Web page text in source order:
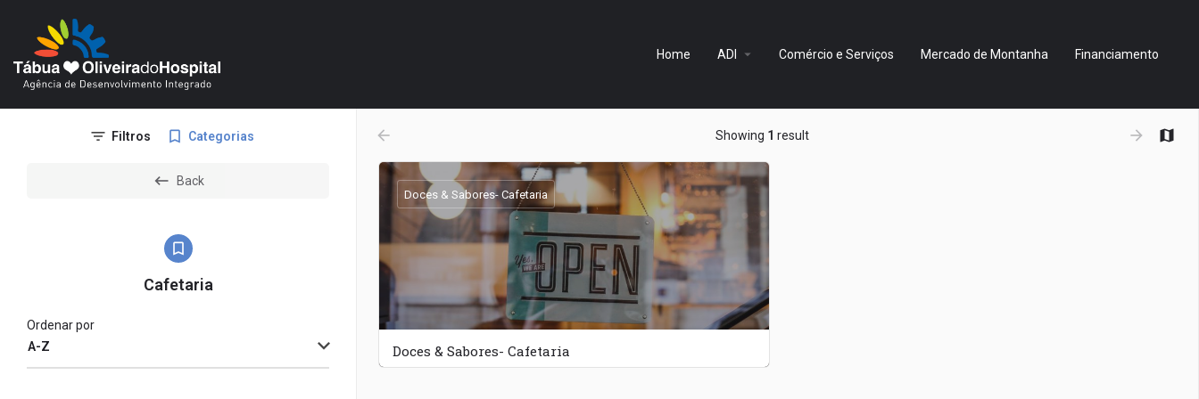
Home ADI arrow_drop_down Comércio e Serviços Mercado de Montanha Financiamento
Filtros Categorias
Back
Cafetaria
A-Z
Ordenar por
arrow_backward Showing 1 result arrow_forward
Doces & Sabores- Cafetaria
Doces & Sabores- Cafetaria